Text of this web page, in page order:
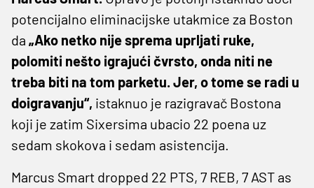
potencijalno eliminacijske utakmice za Boston
da „Ako netko nije sprema uprljati ruke,
polomiti nešto igrajući čvrsto, onda niti ne
treba biti na tom parketu. Jer, o tome se radi u
doigravanju“, istaknuo je razigravač Bostona
koji je zatim Sixersima ubacio 22 poena uz
sedam skokova i sedam asistencija.
Marcus Smart dropped 22 PTS, 7 REB, 7 AST as